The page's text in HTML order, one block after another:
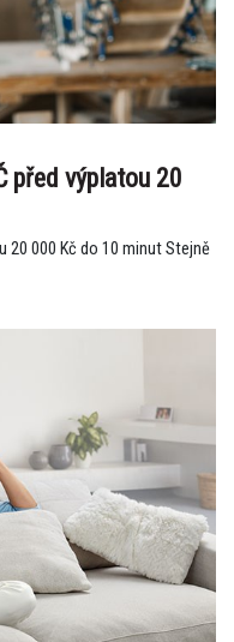
před výplatou 20
20 000 Kč do 10 minut Stejně